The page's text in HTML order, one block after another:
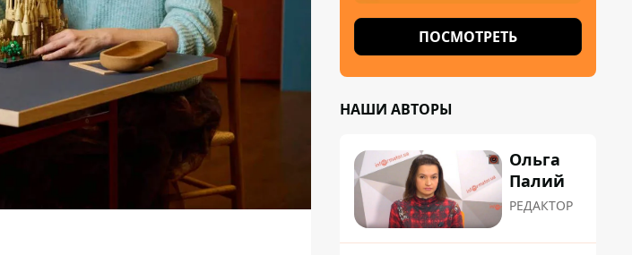
ПОСМОТРЕТЬ
НАШИ АВТОРЫ
Ольга
Палий
РЕДАКТОР